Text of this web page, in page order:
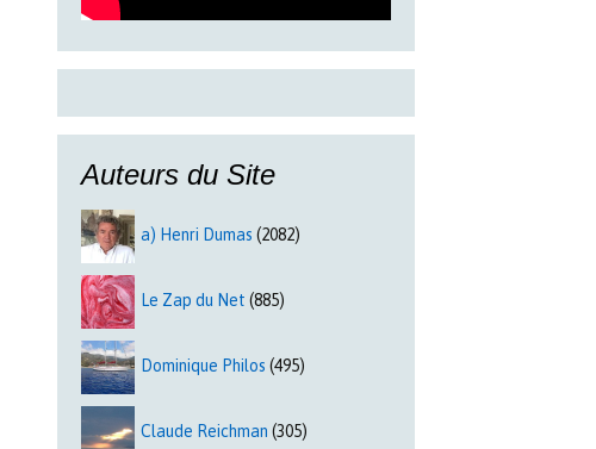
Auteurs du Site
a) Henri Dumas (2082)
Le Zap du Net (885)
Dominique Philos (495)
Claude Reichman (305)